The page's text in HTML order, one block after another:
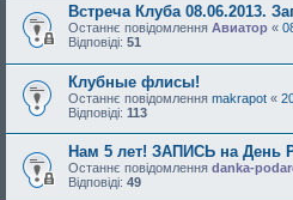
Встреча Клуба 08.06.2013.
Останнє повідомлення Авиатор «
Відповіді: 51
Клубные флисы!
Останнє повідомлення makrapot «
Відповіді: 113
Нам 5 лет! ЗАПИСЬ на День
Останнє повідомлення danka-
Відповіді: 49